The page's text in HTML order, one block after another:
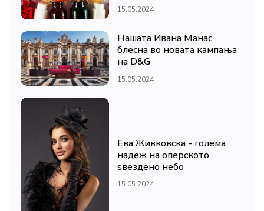
15.05.2024
Нашата Ивана Манас
блесна во новата кампања
на D&G
15.05.2024
Ева Живковска - голема
надеж на оперското
ѕвездено небо
15.05.2024